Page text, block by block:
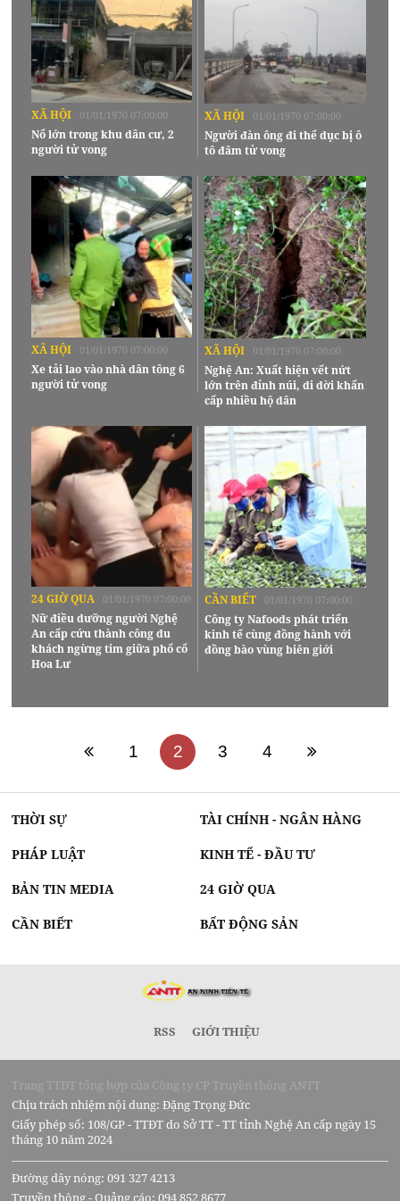
XÃ HỘI 01/01/1970 07:00:00
Nổ lớn trong khu dân cư, 2
người tử vong
XÃ HỘI 01/01/1970 07:00:00
Người đàn ông đi thể dục bị ô
tô đâm tử vong
XÃ HỘI 01/01/1970 07:00:00
Xe tải lao vào nhà dân tông 6
người tử vong
XÃ HỘI 01/01/1970 07:00:00
Nghệ An: Xuất hiện vết nứt
lớn trên đỉnh núi, di dời khẩn
cấp nhiều hộ dân
24 GIỜ QUA 01/01/1970 07:00:00
Nữ điều dưỡng người Nghệ
An cấp cứu thành công du
khách ngừng tim giữa phố cổ
Hoa Lư
CẦN BIẾT 01/01/1970 07:00:00
Công ty Nafoods phát triển
kinh tế cùng đồng hành với
đồng bào vùng biên giới
1 2 3 4
THỜI SỰ TÀI CHÍNH - NGÂN HÀNG
PHÁP LUẬT KINH TẾ - ĐẦU TƯ
BẢN TIN MEDIA 24 GIỜ QUA
CẦN BIẾT BẤT ĐỘNG SẢN
RSS GIỚI THIỆU
Trang TTĐT tổng hợp của Công ty CP Truyền thông ANTT
Chịu trách nhiệm nội dung: Đặng Trọng Đức
Giấy phép số: 108/GP - TTĐT do Sở TT - TT tỉnh Nghệ An cấp ngày 15
tháng 10 năm 2024
Đường dây nóng: 091 327 4213
Truyền thông - Quảng cáo: 094 852 8677